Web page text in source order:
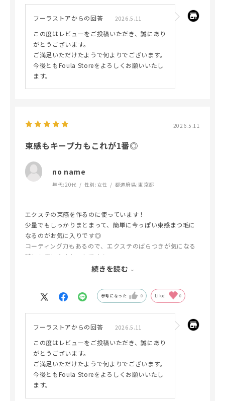
フーラストアからの回答 2026.5.11
この度はレビューをご投稿いただき、誠にあり
がとうございます。
ご満足いただけたようで何よりでございます。
今後ともFoula Storeをよろしくお願いいたし
ます。
2026.5.11
束感もキープ力もこれが1番◎
no name
年代: 20代 性別: 女性 都道府県:東京都
エクステの束感を作るのに使っています！
少量でもしっかりまとまって、簡単に今っぽい束感まつ毛に
なるのがお気に入りです◎
コーティング力もあるので、エクステのばらつきが気になる
時にも使いやすかったです！
カールのキープ力も高くて、夕方まで束感キープできるのも
続きを読む
参考になった 0 Like! 0
フーラストアからの回答 2026.5.11
この度はレビューをご投稿いただき、誠にあり
がとうございます。
ご満足いただけたようで何よりでございます。
今後ともFoula Storeをよろしくお願いいたし
ます。